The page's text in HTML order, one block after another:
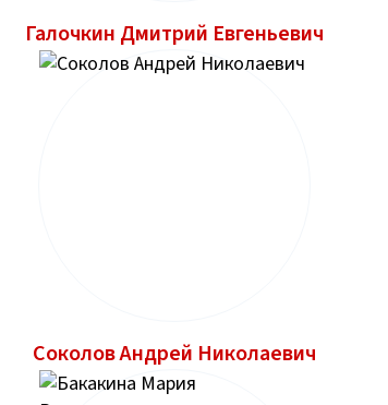
Галочкин Дмитрий Евгеньевич
Соколов Андрей Николаевич